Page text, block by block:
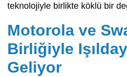
teknolojiyle birlikte köklü bir
Motorola ve
Birliğiyle
Geliyor